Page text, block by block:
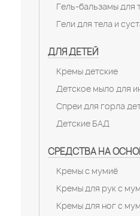
Гель-бальзамы для
Гели для тела и
ДЛЯ ДЕТЕЙ
Кремы детские
Детское мыло для
Спреи для горла
Детские БАД
СРЕДСТВА НА
Кремы с мумиё
Кремы для рук с
Кремы для ног с